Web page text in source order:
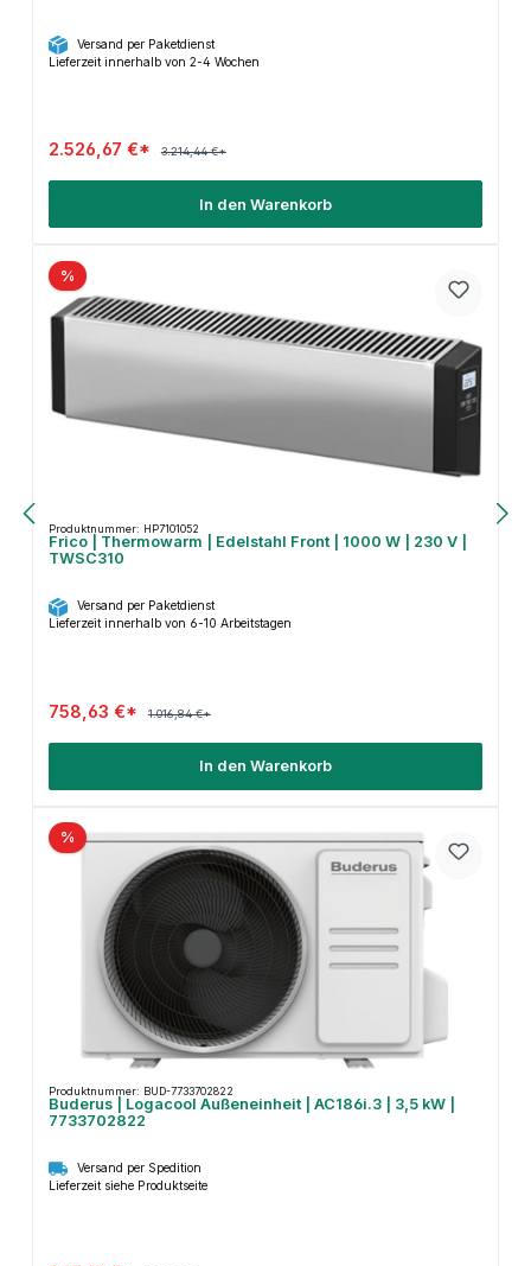
Versand per Paketdienst
Lieferzeit innerhalb von 2-4 Wochen
2.526,67 €* 3.214,44 €*
In den Warenkorb
%
Produktnummer: HP7101052
Frico | Thermowarm | Edelstahl Front | 1000 W | 230 V |
TWSC310
Versand per Paketdienst
Lieferzeit innerhalb von 6-10 Arbeitstagen
758,63 €* 1.016,84 €*
In den Warenkorb
%
Produktnummer: BUD-7733702822
Buderus | Logacool Außeneinheit | AC186i.3 | 3,5 kW |
7733702822
Versand per Spedition
Lieferzeit siehe Produktseite